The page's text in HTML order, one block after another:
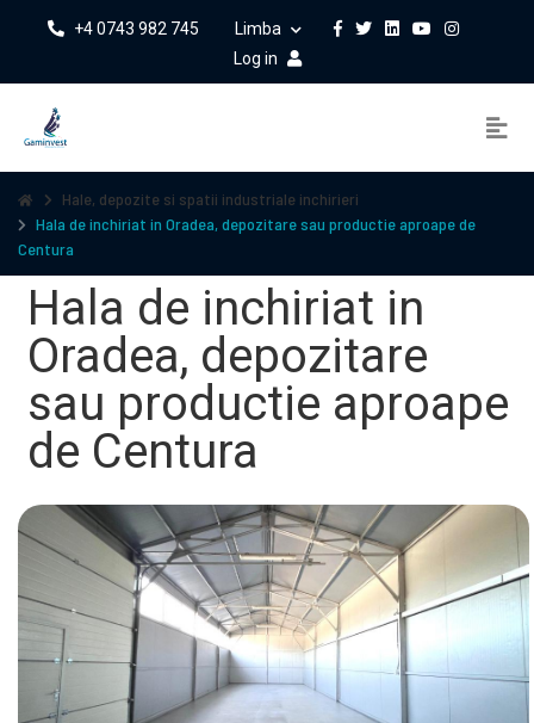
+4 0743 982 745
Limba
Log in
Hale, depozite si spatii industriale inchirieri
Hala de inchiriat in Oradea, depozitare sau productie aproape de
Centura
Hala de inchiriat in
Oradea, depozitare
sau productie aproape
de Centura